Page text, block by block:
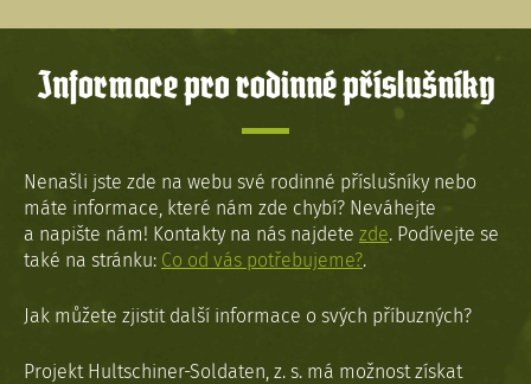
Informace pro rodinné příslušníky
Nenašli jste zde na webu své rodinné příslušníky nebo
máte informace, které nám zde chybí? Neváhejte
a napište nám! Kontakty na nás najdete zde. Podívejte se
také na stránku: Co od vás potřebujeme?.
Jak můžete zjistit další informace o svých příbuzných?
Projekt Hultschiner-Soldaten, z. s. má možnost získat